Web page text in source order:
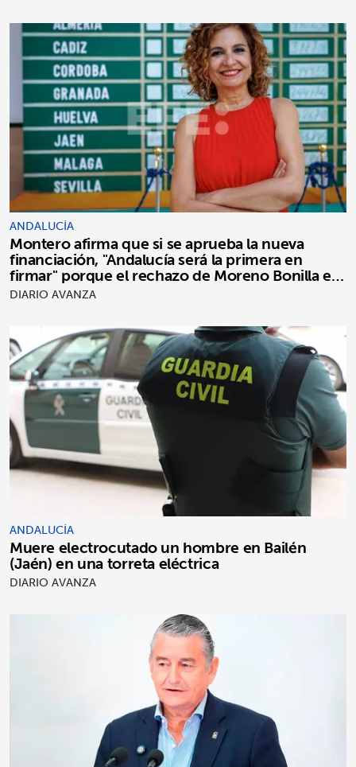
ANDALUCÍA
Montero afirma que si se aprueba la nueva
financiación, "Andalucía será la primera en
firmar" porque el rechazo de Moreno Bonilla es
"puro postureo"
DIARIO AVANZA
ANDALUCÍA
Muere electrocutado un hombre en Bailén
(Jaén) en una torreta eléctrica
DIARIO AVANZA